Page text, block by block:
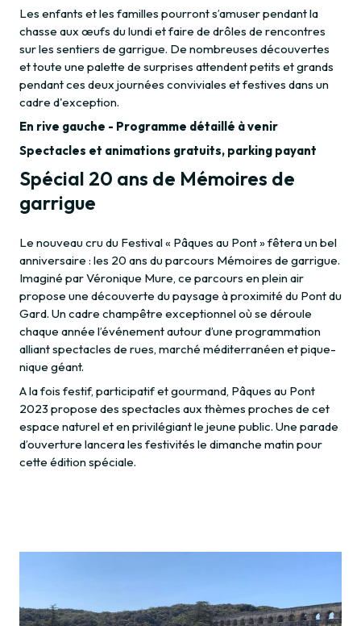
Les enfants et les familles pourront s’amuser pendant la
chasse aux œufs du lundi et faire de drôles de rencontres
sur les sentiers de garrigue. De nombreuses découvertes
et toute une palette de surprises attendent petits et grands
pendant ces deux journées conviviales et festives dans un
cadre d'exception.
En rive gauche - Programme détaillé à venir
Spectacles et animations gratuits, parking payant
Spécial 20 ans de Mémoires de
garrigue
Le nouveau cru du Festival « Pâques au Pont » fêtera un bel
anniversaire : les 20 ans du parcours Mémoires de garrigue.
Imaginé par Véronique Mure, ce parcours en plein air
propose une découverte du paysage à proximité du Pont du
Gard. Un cadre champêtre exceptionnel où se déroule
chaque année l’événement autour d’une programmation
alliant spectacles de rues, marché méditerranéen et pique-
nique géant.
A la fois festif, participatif et gourmand, Pâques au Pont
2023 propose des spectacles aux thèmes proches de cet
espace naturel et en privilégiant le jeune public. Une parade
d’ouverture lancera les festivités le dimanche matin pour
cette édition spéciale.